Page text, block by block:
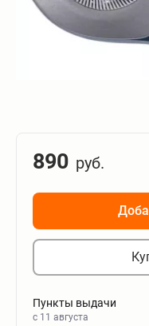
890 руб.
Пункты выдачи
c 11 августа